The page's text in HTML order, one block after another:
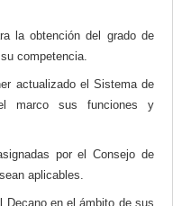
la obtención del grado de
competencia.
actualizado el Sistema de
marco sus funciones y
por el Consejo de
aplicables.
Decano en el ámbito de sus